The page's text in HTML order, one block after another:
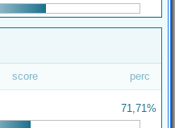
score perc
71,71%